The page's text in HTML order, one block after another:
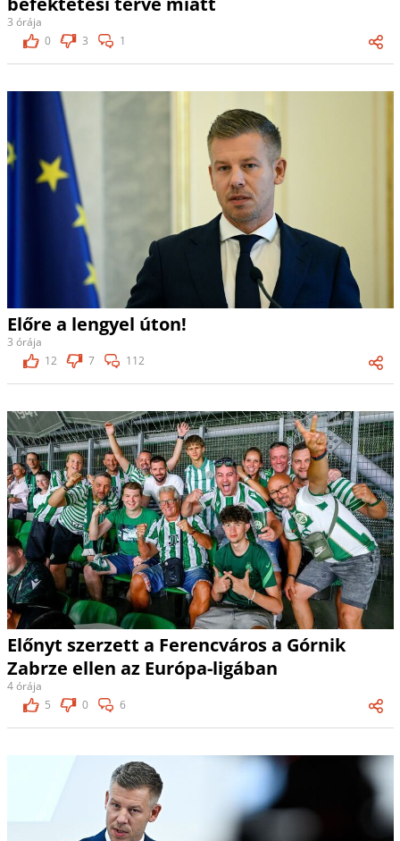
3 órája
0
3 1
Előre a lengyel úton!
3 órája
12
7 112
Előnyt szerzett a Ferencváros a Górnik
Zabrze ellen az Európa-ligában
4 órája
5
0 6